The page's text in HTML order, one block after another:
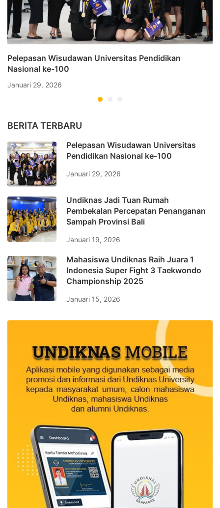
Pelepasan Wisudawan Universitas Pendidikan
Nasional ke-100
Januari 29, 2026
BERITA TERBARU
Pelepasan Wisudawan Universitas
Pendidikan Nasional ke-100
Januari 29, 2026
Undiknas Jadi Tuan Rumah
Pembekalan Percepatan Penanganan
Sampah Provinsi Bali
Januari 19, 2026
Mahasiswa Undiknas Raih Juara 1
Indonesia Super Fight 3 Taekwondo
Championship 2025
Januari 15, 2026